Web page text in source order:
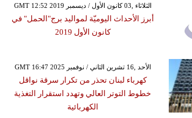
GMT 12:52 2019 الثلاثاء ,03 كانون الأول / ديسمبر
أبرز الأحداث اليوميّة لمواليد برج"الحمل" في
كانون الأول 2019
GMT 16:47 2025 الأحد ,16 تشرين الثاني / نوفمبر
كهرباء لبنان تحذر من تكرار سرقة نواقل
خطوط التوتر العالي وتهدد استقرار التغذية
الكهربائية